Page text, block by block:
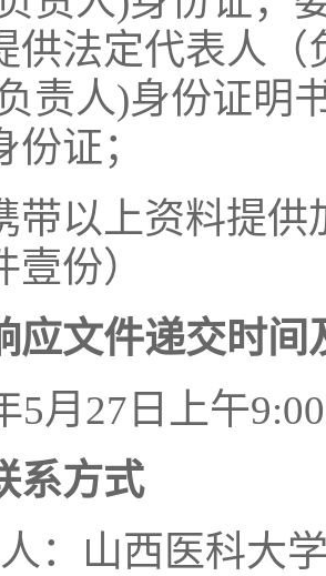
供法定代表人
责人)身份证明
证；
带以上资料提
份）
应文件递交时间
5月27日上午
系方式
：山西医科大